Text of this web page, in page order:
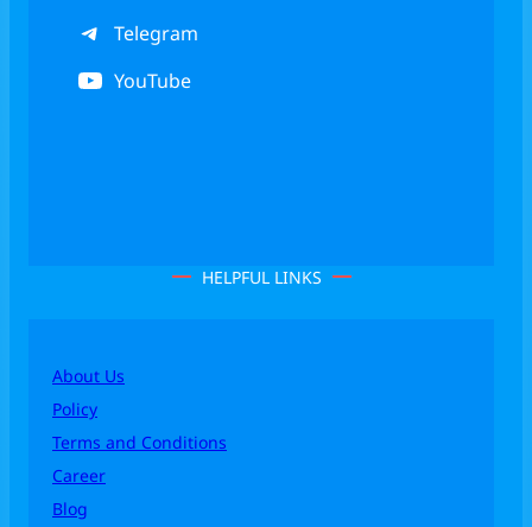
Telegram
YouTube
HELPFUL LINKS
About Us
Policy
Terms and Conditions
Career
Blog